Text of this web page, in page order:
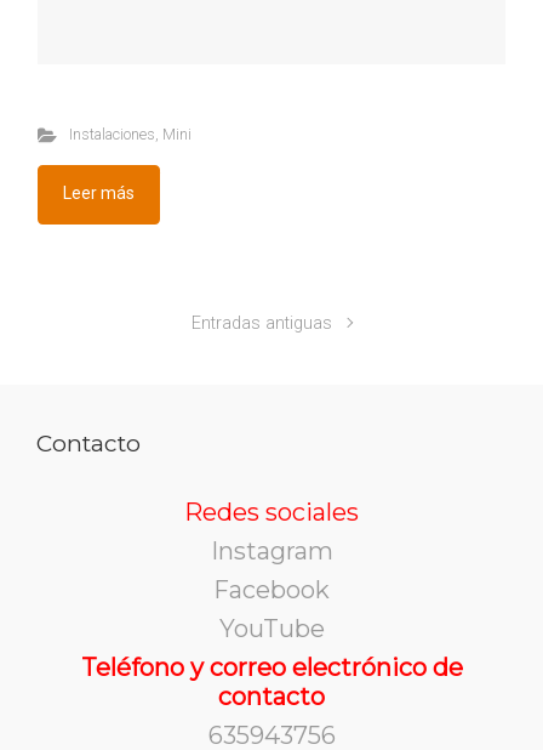
Instalaciones, Mini
Leer más
Entradas antiguas
Contacto
Redes sociales
Instagram
Facebook
YouTube
Teléfono y correo electrónico de
contacto
635943756